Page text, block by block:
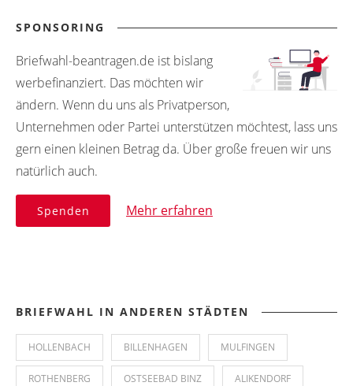
SPONSORING
Briefwahl-beantragen.de ist bislang
werbefinanziert. Das möchten wir
ändern. Wenn du uns als Privatperson,
Unternehmen oder Partei unterstützen möchtest, lass uns
gern einen kleinen Betrag da. Über große freuen wir uns
natürlich auch.
Spenden Mehr erfahren
BRIEFWAHL IN ANDEREN STÄDTEN
HOLLENBACH BILLENHAGEN MULFINGEN
ROTHENBERG OSTSEEBAD BINZ ALIKENDORF